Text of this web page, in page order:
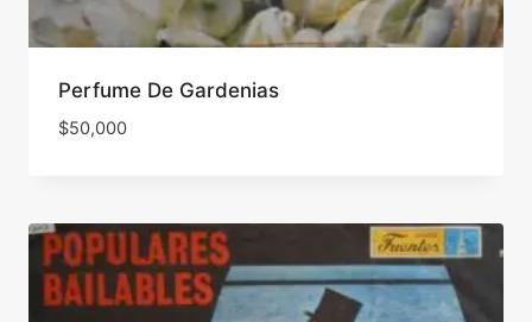
Perfume De Gardenias
$50,000